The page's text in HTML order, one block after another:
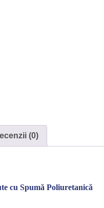
(0)
cu Spumă Poliuretanică